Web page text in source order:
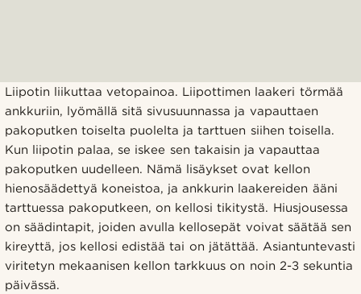
Liipotin liikuttaa vetopainoa. Liipottimen laakeri törmää
ankkuriin, lyömällä sitä sivusuunnassa ja vapauttaen
pakoputken toiselta puolelta ja tarttuen siihen toisella.
Kun liipotin palaa, se iskee sen takaisin ja vapauttaa
pakoputken uudelleen. Nämä lisäykset ovat kellon
hienosäädettyä koneistoa, ja ankkurin laakereiden ääni
tarttuessa pakoputkeen, on kellosi tikitystä. Hiusjousessa
on säädintapit, joiden avulla kellosepät voivat säätää sen
kireyttä, jos kellosi edistää tai on jätättää. Asiantuntevasti
viritetyn mekaanisen kellon tarkkuus on noin 2-3 sekuntia
päivässä.